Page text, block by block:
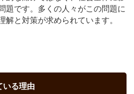
題です。多くの人々がこの問題に
解と対策が求められています。
いる理由